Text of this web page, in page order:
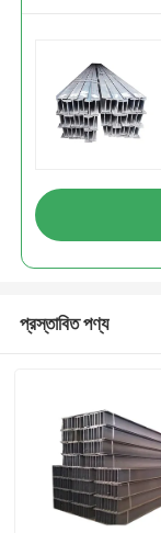
প্রস্তাবিত পণ্য